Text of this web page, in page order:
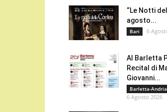
“Le Notti
agosto...
Bari 6
Al Barletta
Recital di
Giovanni...
Barletta-
6 Agosto 2026